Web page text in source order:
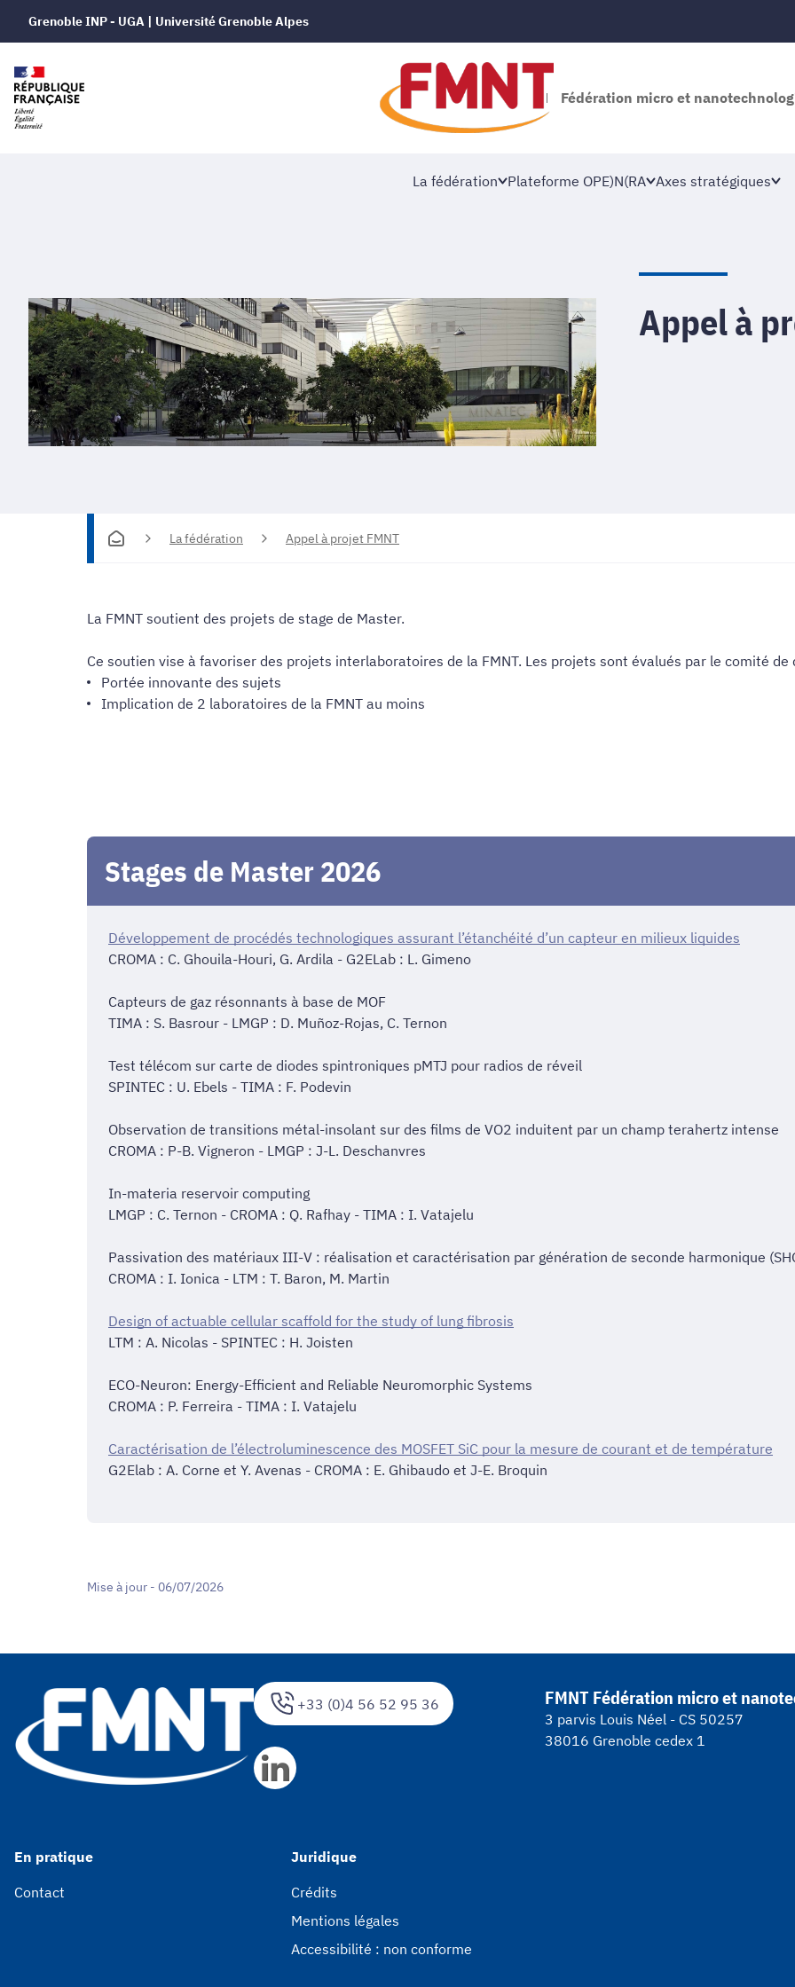
Grenoble INP - UGA | Université Grenoble Alpes
Fédération micro et
La fédération Plateforme OPE)N(RA Axes stratégiques
Appel à
La fédération Appel à projet FMNT
La FMNT soutient des projets de stage de Master.
Ce soutien vise à favoriser des projets interlaboratoires de la FMNT. Les projets sont évalués par le comité
Portée innovante des sujets
Implication de 2 laboratoires de la FMNT au moins
Stages de Master 2026
Développement de procédés technologiques assurant l’étanchéité d’un capteur en milieux liquides
CROMA : C. Ghouila-Houri, G. Ardila - G2ELab : L. Gimeno
Capteurs de gaz résonnants à base de MOF
TIMA : S. Basrour - LMGP : D. Muñoz-Rojas, C. Ternon
Test télécom sur carte de diodes spintroniques pMTJ pour radios de réveil
SPINTEC : U. Ebels - TIMA : F. Podevin
Observation de transitions métal-insolant sur des films de VO2 induitent par un champ terahertz intense
CROMA : P-B. Vigneron - LMGP : J-L. Deschanvres
In-materia reservoir computing
LMGP : C. Ternon - CROMA : Q. Rafhay - TIMA : I. Vatajelu
Passivation des matériaux III-V : réalisation et caractérisation par génération de seconde harmonique
CROMA : I. Ionica - LTM : T. Baron, M. Martin
Design of actuable cellular scaffold for the study of lung fibrosis
LTM : A. Nicolas - SPINTEC : H. Joisten
ECO-Neuron: Energy-Efficient and Reliable Neuromorphic Systems
CROMA : P. Ferreira - TIMA : I. Vatajelu
Caractérisation de l’électroluminescence des MOSFET SiC pour la mesure de courant et de température
G2Elab : A. Corne et Y. Avenas - CROMA : E. Ghibaudo et J-E. Broquin
Mise à jour - 06/07/2026
+33 (0)4 56 52 95 36 FMNT Fédération micro et
3 parvis Louis Néel - CS 50257
38016 Grenoble cedex 1
En pratique
Contact
Juridique
Crédits
Mentions légales
Accessibilité : non conforme